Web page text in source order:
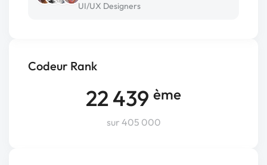
Codeur Rank
22 439 ème
sur 405 000
UI/UX Designers